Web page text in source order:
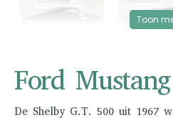
Toon
Ford
De Shelby G.T. 500 uit 1967